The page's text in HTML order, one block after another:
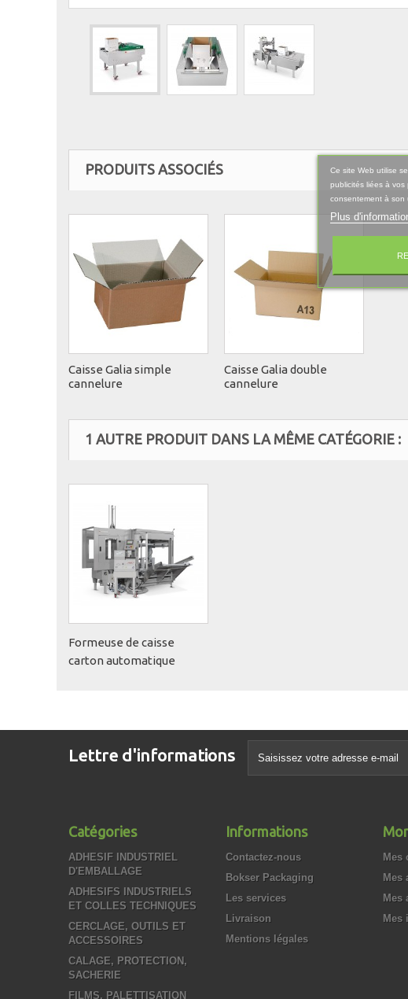
PRODUITS ASSOCIÉS
Caisse Galia simple
cannelure
Caisse Galia double
cannelure
1 AUTRE PRODUIT DANS LA MÊME CATÉGORIE :
Formeuse de caisse
carton automatique
Lettre d'informations
Catégories
ADHESIF INDUSTRIEL
D'EMBALLAGE
ADHESIFS INDUSTRIELS
ET COLLES TECHNIQUES
CERCLAGE, OUTILS ET
ACCESSOIRES
CALAGE, PROTECTION,
SACHERIE
FILMS, PALETTISATION
Informations
Contactez-nous
Bokser Packaging
Les services
Livraison
Mentions légales
Mes
Mes
Mes
Mes
Ce site Web utilise
publicités liées à
consentement à son
Plus